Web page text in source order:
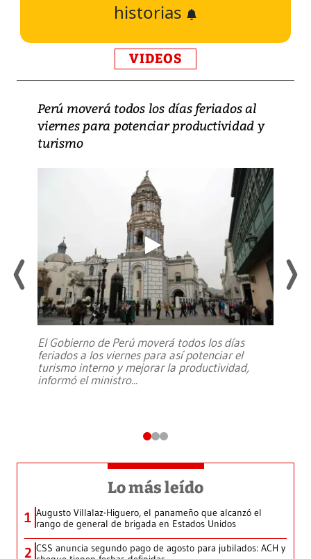
historias
VIDEOS
Perú moverá todos los días feriados al
viernes para potenciar productividad y
turismo
El Gobierno de Perú moverá todos los días
feriados a los viernes para así potenciar el
turismo interno y mejorar la productividad,
informó el ministro...
Lo más leído
1 Augusto Villalaz-Higuero, el panameño que alcanzó el
rango de general de brigada en Estados Unidos
2 CSS anuncia segundo pago de agosto para jubilados: ACH y